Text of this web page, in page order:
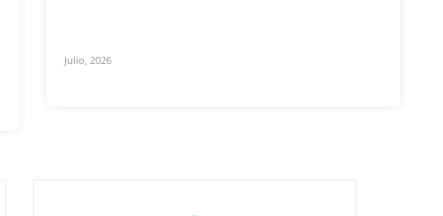
Julio, 2026